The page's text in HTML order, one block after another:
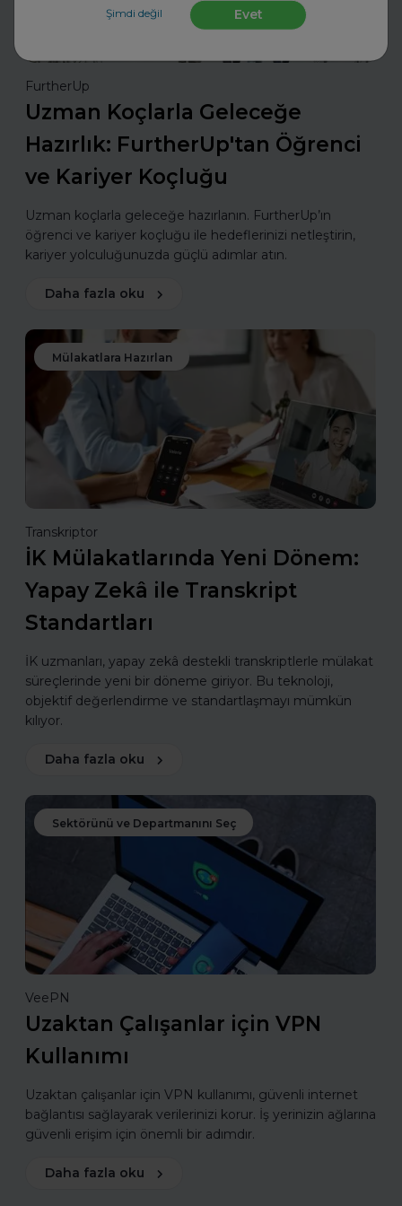
Şimdi değil Evet
FurtherUp
Uzman Koçlarla Geleceğe
Hazırlık: FurtherUp'tan Öğrenci
ve Kariyer Koçluğu
Uzman koçlarla geleceğe hazırlanın. FurtherUp’ın
öğrenci ve kariyer koçluğu ile hedeflerinizi netleştirin,
kariyer yolculuğunuzda güçlü adımlar atın.
Daha fazla oku
Mülakatlara Hazırlan
Transkriptor
İK Mülakatlarında Yeni Dönem:
Yapay Zekâ ile Transkript
Standartları
İK uzmanları, yapay zekâ destekli transkriptlerle mülakat
süreçlerinde yeni bir döneme giriyor. Bu teknoloji,
objektif değerlendirme ve standartlaşmayı mümkün
kılıyor.
Daha fazla oku
Sektörünü ve Departmanını Seç
VeePN
Uzaktan Çalışanlar için VPN
Kullanımı
Uzaktan çalışanlar için VPN kullanımı, güvenli internet
bağlantısı sağlayarak verilerinizi korur. İş yerinizin ağlarına
güvenli erişim için önemli bir adımdır.
Daha fazla oku